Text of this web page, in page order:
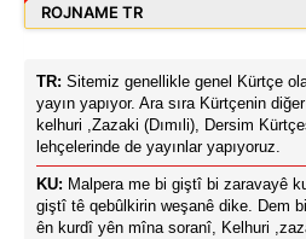
ROJNAME TR
TR: Sitemiz genellikle genel Kürtçe
yayın yapıyor. Ara sıra Kürtçenin
kelhuri ,Zazaki (Dımıli), Dersim
lehçelerinde de yayınlar yapıyoruz.
KU: Malpera me bi giştî bi zaravayê
giştî tê qebûlkirin weşanê dike. Dem
ên kurdî yên mîna soranî, Kelhuri